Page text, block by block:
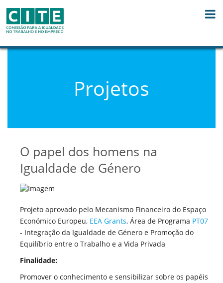
Projetos
O papel dos homens na
Igualdade de Género
Projeto aprovado pelo Mecanismo Financeiro do Espaço
Económico Europeu, EEA Grants, Área de Programa PT07
- Integração da Igualdade de Género e Promoção do
Equilíbrio entre o Trabalho e a Vida Privada
Finalidade:
Promover o conhecimento e sensibilizar sobre os papéis